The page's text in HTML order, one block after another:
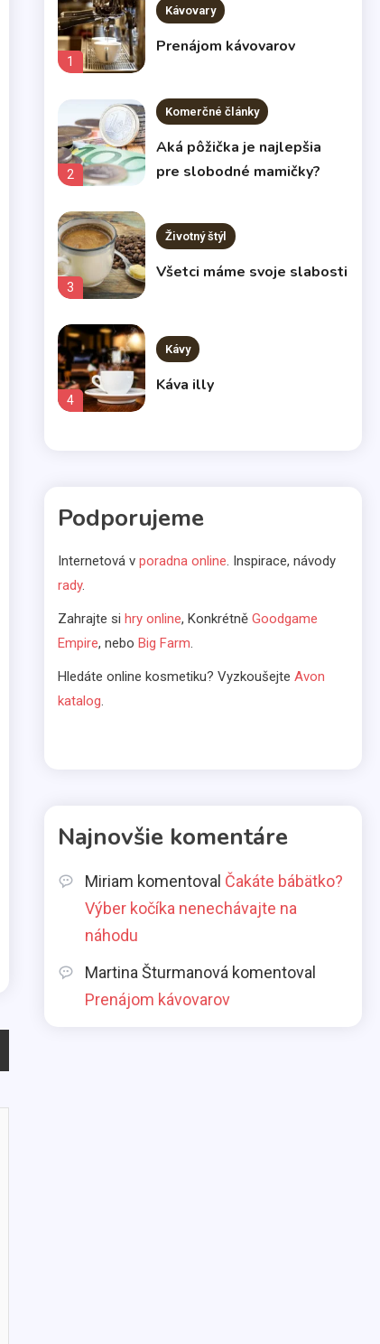
1
Kávovary
Prenájom kávovarov
2
Komerčné články
Aká pôžička je najlepšia
pre slobodné mamičky?
3
Životný štýl
Všetci máme svoje slabosti
4
Kávy
Káva illy
5
6
Bábätká
kočíka nenechávajte na
náhodu
Aká pôžička je najlepšia
pre slobodné mamičky?
3
Životný štýl
Podporujeme
Internetová v poradna online. Inspirace, návody
rady.
Zahrajte si hry online, Konkrétně Goodgame
Empire, nebo Big Farm.
Hledáte online kosmetiku? Vyzkoušejte Avon
katalog.
Najnovšie komentáre
Miriam komentoval Čakáte bábätko?
Výber kočíka nenechávajte na
náhodu
Martina Šturmanová komentoval
Prenájom kávovarov